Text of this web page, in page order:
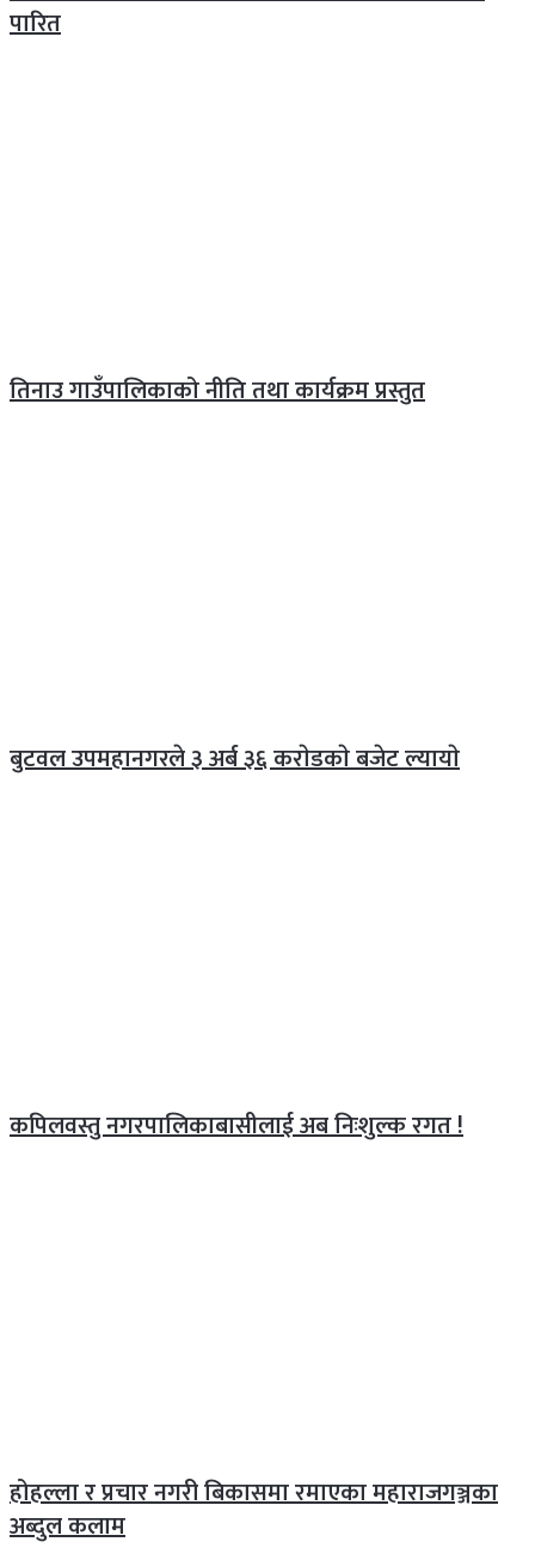
पारित
तिनाउ गाउँपालिकाको नीति तथा कार्यक्रम प्रस्तुत
बुटवल उपमहानगरले ३ अर्ब ३६ कराेडकाे बजेट ल्यायाे
कपिलवस्तु नगरपालिकाबासीलाई अब निःशुल्क रगत !
होहल्ला र प्रचार नगरी बिकासमा रमाएका महाराजगञ्जका
अब्दुल कलाम